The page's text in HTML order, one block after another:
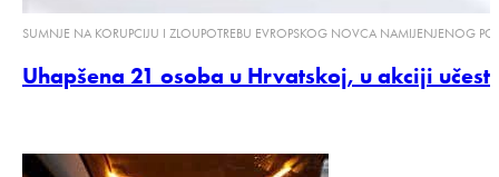
SUMNJE NA KORUPCIJU I ZLOUPOTREBU EVROPSKOG NOVCA NAMIJENJENOG
Uhapšena 21 osoba u Hrvatskoj, u akciji